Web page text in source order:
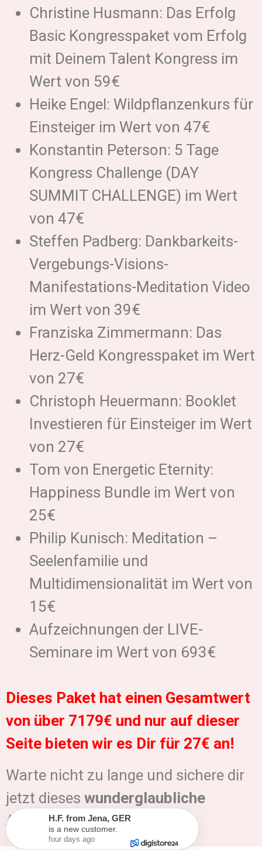
Christine Husmann: Das Erfolg
Basic Kongresspaket vom Erfolg
mit Deinem Talent Kongress im
Wert von 59€
Heike Engel: Wildpflanzenkurs für
Einsteiger im Wert von 47€
Konstantin Peterson: 5 Tage
Kongress Challenge (DAY
SUMMIT CHALLENGE) im Wert
von 47€
Steffen Padberg: Dankbarkeits-
Vergebungs-Visions-
Manifestations-Meditation Video
im Wert von 39€
Franziska Zimmermann: Das
Herz-Geld Kongresspaket im Wert
von 27€
Christoph Heuermann: Booklet
Investieren für Einsteiger im Wert
von 27€
Tom von Energetic Eternity:
Happiness Bundle im Wert von
25€
Philip Kunisch: Meditation –
Seelenfamilie und
Multidimensionalität im Wert von
15€
Aufzeichnungen der LIVE-
Seminare im Wert von 693€
Dieses Paket hat einen Gesamtwert
von über 7179€ und nur auf dieser
Seite bieten wir es Dir für 27€ an!
Warte nicht zu lange und sichere dir
jetzt dieses wunderglaubliche
Angebot!
H.F. from Jena, GER
is a new customer.
four days ago